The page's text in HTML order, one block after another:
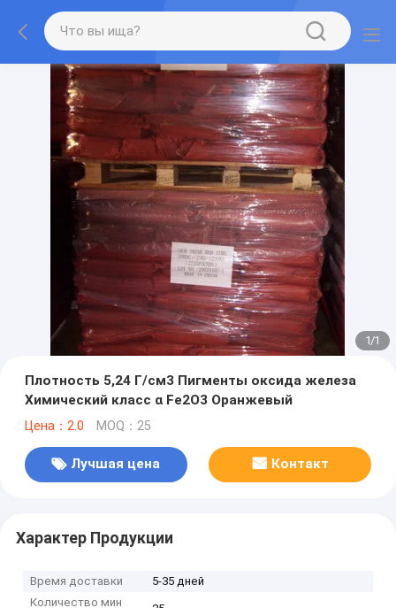
1/1
Плотность 5,24 Г/см3 Пигменты оксида железа
Химический класс α Fe2O3 Оранжевый
Цена：2.0 MOQ：25
Лучшая цена Контакт
Характер Продукции
Время доставки
5-35 дней
Количество мин